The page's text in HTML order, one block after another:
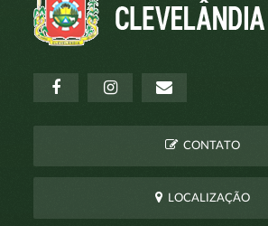
CONTATO
LOCALIZAÇÃO